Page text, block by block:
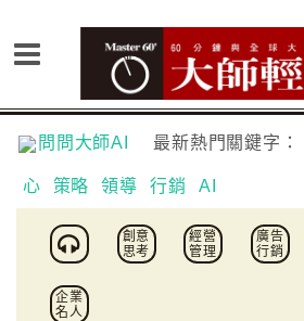
問問大師AI 最新熱門關鍵字：
心 策略 領導 行銷 AI
創意
思考
經營
管理
廣告
行銷
企業
名人